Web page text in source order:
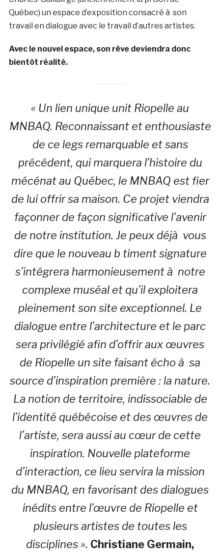
Québec) un espace d’exposition consacré à son
travail en dialogue avec le travail d’autres artistes.
Avec le nouvel espace, son rêve deviendra donc
bientôt réalité.
« Un lien unique unit Riopelle au
MNBAQ. Reconnaissant et enthousiaste
de ce legs remarquable et sans
précédent, qui marquera l’histoire du
mécénat au Québec, le MNBAQ est fier
de lui offrir sa maison. Ce projet viendra
façonner de façon significative l’avenir
de notre institution. Je peux déjà vous
dire que le nouveau b timent signature
s’intégrera harmonieusement à notre
complexe muséal et qu’il exploitera
pleinement son site exceptionnel. Le
dialogue entre l’architecture et le parc
sera privilégié afin d’offrir aux œuvres
de Riopelle un site faisant écho à sa
source d’inspiration première : la nature.
La notion de territoire, indissociable de
l’identité québécoise et des œuvres de
l’artiste, sera aussi au cœur de cette
inspiration. Nouvelle plateforme
d’interaction, ce lieu servira la mission
du MNBAQ, en favorisant des dialogues
inédits entre l’œuvre de Riopelle et
plusieurs artistes de toutes les
disciplines ». Christiane Germain,